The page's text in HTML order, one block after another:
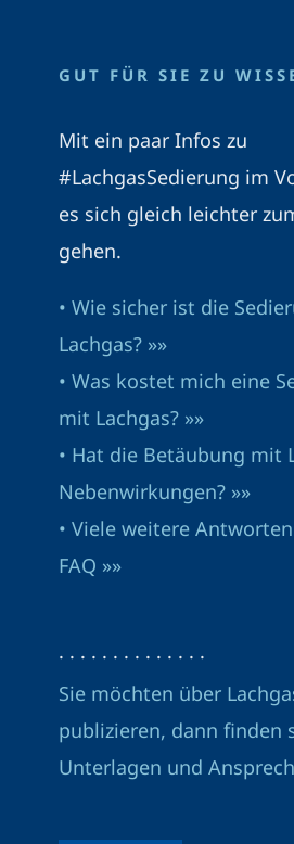
GUT FÜR SIE ZU
Mit ein paar Infos zu
#LachgasSedierung im
es sich gleich leichter
gehen.
• Wie sicher ist die
Lachgas? »»
• Was kostet mich eine
mit Lachgas? »»
• Hat die Betäubung mit
Nebenwirkungen? »»
• Viele weitere
FAQ »»
· · · · · · · · · · · · · ·
Sie möchten über
publizieren, dann finden
Unterlagen und